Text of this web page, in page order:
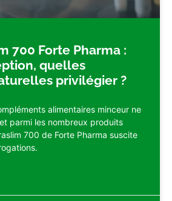
700 Forte Pharma :
quelles
privilégier ?
alimentaires minceur ne
parmi les nombreux produits
700 de Forte Pharma suscite